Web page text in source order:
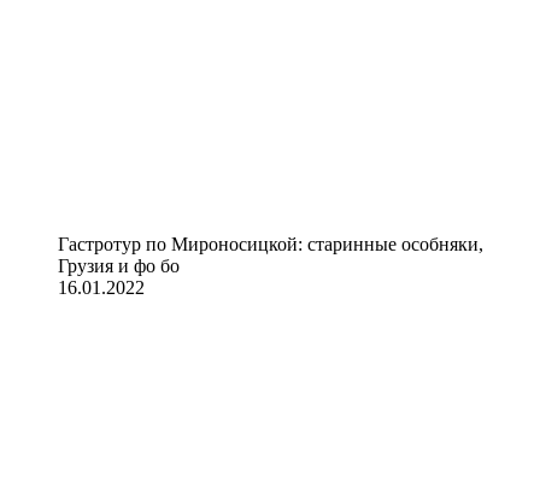
Гастротур по Мироносицкой: старинные особняки,
Грузия и фо бо
16.01.2022